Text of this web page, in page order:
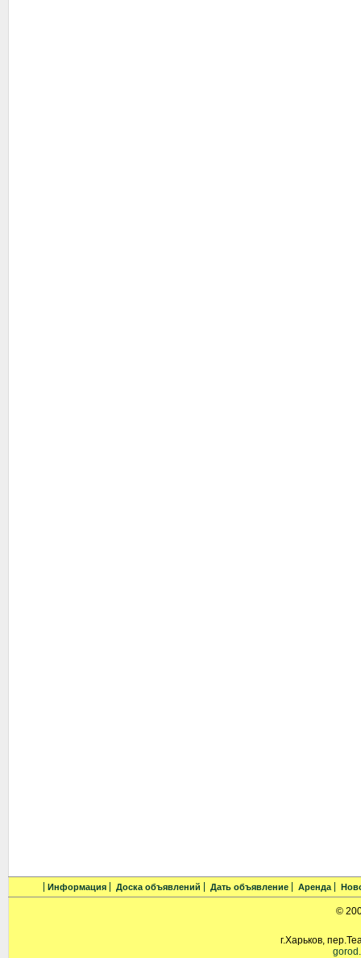
Информация Доска объявлений Дать объявление Аренда
©
г.Харьков,